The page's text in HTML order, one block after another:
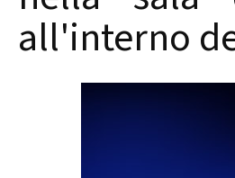
all'interno